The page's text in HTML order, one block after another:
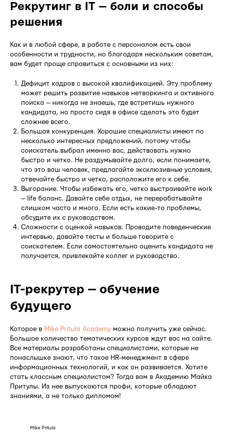
Рекрутинг в IT — боли и способы
решения
Как и в любой сфере, в работе с персоналом есть свои
особенности и трудности, но благодаря нескольким советам,
вам будет проще справиться с основными из них:
Дефицит кадров с высокой квалификацией. Эту проблему
может решить развитие навыков нетворкинга и активного
поиска — никогда не знаешь, где встретишь нужного
кандидата, но просто сидя в офисе сделать это будет
сложнее всего.
Большая конкуренция. Хорошие специалисты имеют по
несколько интересных предложений, потому чтобы
соискатель выбрал именно вас, действовать нужно
быстро и четко. Не раздумывайте долго, если понимаете,
что это ваш человек, предлагайте эксклюзивные условия,
отвечайте быстро и четко, расположите его к себе.
Выгорание. Чтобы избежать его, четко выстраивайте work
— life баланс. Давайте себе отдых, не перерабатывайте
слишком часто и много. Если есть какие-то проблемы,
обсудите их с руководством.
Сложности с оценкой навыков. Проводите поведенческие
интервью, давайте тесты и больше говорите с
соискателем. Если самостоятельно оценить кандидата не
получается, привлекайте коллег и руководство.
IT-рекрутер — обучение
будущего
Которое в Mike Pritula Academy можно получить уже сейчас.
Большое количество тематических курсов ждут вас на сайте.
Все материалы разработаны специалистами, которые не
понаслышке знают, что такое HR-менеджмент в сфере
информационных технологий, и как он развивается. Хотите
стать классным специалистом? Тогда вам в Академию Майка
Притулы. Из нее выпускаются профи, которые обладают
знаниями, а не только дипломом!
Mike Pritula